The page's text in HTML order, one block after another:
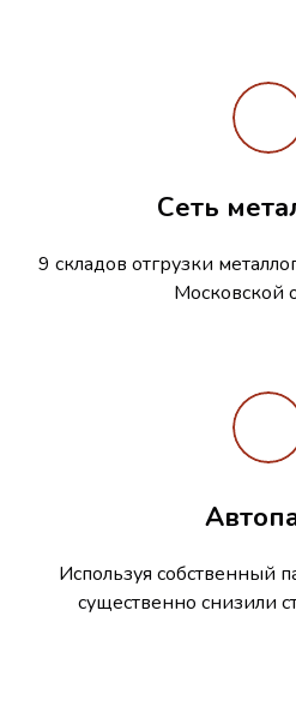
Сеть
9 складов отгрузки
Московской
Используя собственный
существенно снизили